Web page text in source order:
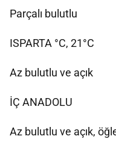
Parçalı bulutlu
ISPARTA °C, 21°C
Az bulutlu ve açık
İÇ ANADOLU
Az bulutlu ve açık,